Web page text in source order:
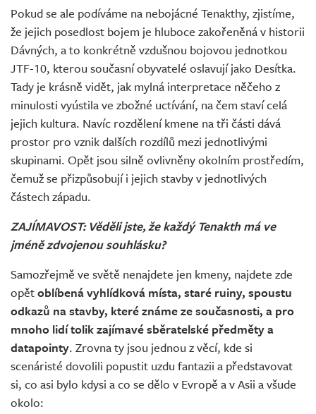
Pokud se ale podíváme na nebojácné Tenakthy, zjistíme,
že jejich posedlost bojem je hluboce zakořeněná v historii
Dávných, a to konkrétně vzdušnou bojovou jednotkou
JTF-10, kterou současní obyvatelé oslavují jako Desítka.
Tady je krásně vidět, jak mylná interpretace něčeho z
minulosti vyústila ve zbožné uctívání, na čem staví celá
jejich kultura. Navíc rozdělení kmene na tři části dává
prostor pro vznik dalších rozdílů mezi jednotlivými
skupinami. Opět jsou silně ovlivněny okolním prostředím,
čemuž se přizpůsobují i jejich stavby v jednotlivých
částech západu.
ZAJÍMAVOST: Věděli jste, že každý Tenakth má ve
jméně zdvojenou souhlásku?
Samozřejmě ve světě nenajdete jen kmeny, najdete zde
opětoblíbená vyhlídková místa, staré ruiny, spoustu
odkazů na stavby, které známe ze současnosti, a pro
mnoho lidí tolik zajímavé sběratelské předměty a
datapointy. Zrovna ty jsou jednou z věcí, kde si
scenáristé dovolili popustit uzdu fantazii a představovat
si, co asi bylo kdysi a co se dělo v Evropě a v Asii a všude
okolo: